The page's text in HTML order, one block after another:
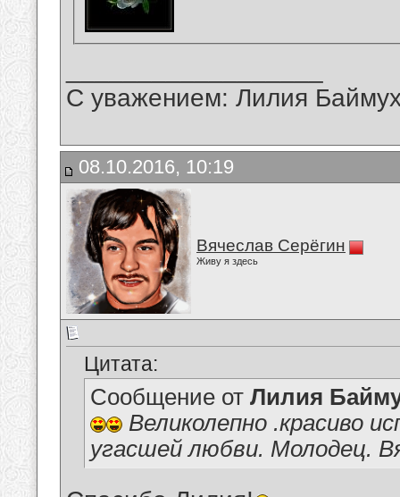
С уважением: Лилия
08.10.2016, 10:19
Вячеслав Серёгин
Живу я здесь
Цитата:
Сообщение от Лилия
Великолепно .красиво
угасшей любви. Молодец.